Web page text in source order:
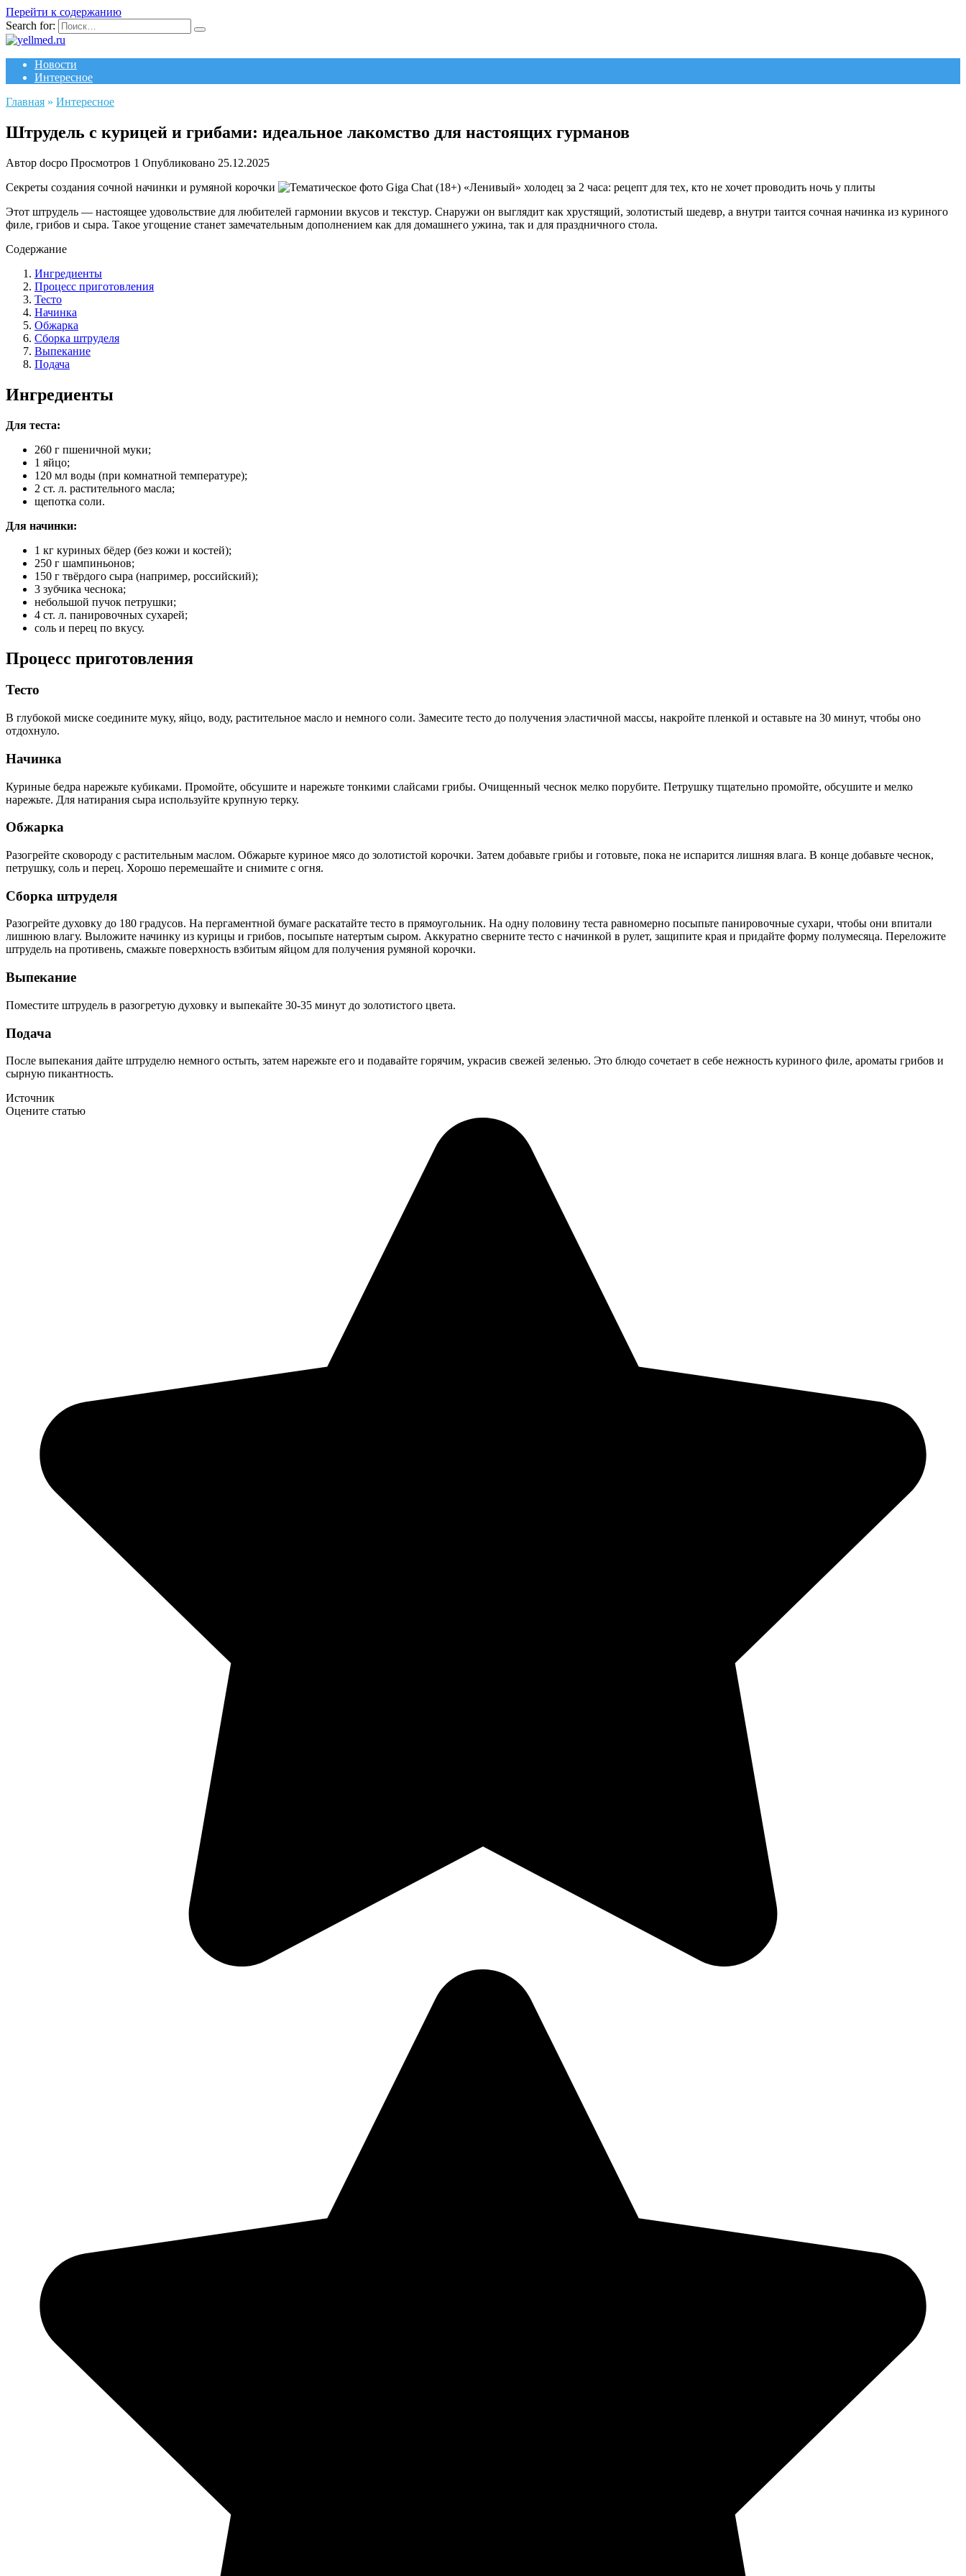
Перейти к содержанию
Search for:
Новости
Интересное
Главная » Интересное
Штрудель с курицей и грибами: идеальное лакомство для настоящих гурманов
Автор docpo Просмотров 1 Опубликовано 25.12.2025
Секреты создания сочной начинки и румяной корочки
«Ленивый» холодец за 2 часа: рецепт для тех, кто не хочет проводить ночь у плиты
Этот штрудель — настоящее удовольствие для любителей гармонии вкусов и текстур. Снаружи он выглядит как хрустящий, золотистый шедевр, а внутри таится сочная начинка из куриного
филе, грибов и сыра. Такое угощение станет замечательным дополнением как для домашнего ужина, так и для праздничного стола.
Содержание
Ингредиенты
Процесс приготовления
Тесто
Начинка
Обжарка
Сборка штруделя
Выпекание
Подача
Ингредиенты
Для теста:
260 г пшеничной муки;
1 яйцо;
120 мл воды (при комнатной температуре);
2 ст. л. растительного масла;
щепотка соли.
Для начинки:
1 кг куриных бёдер (без кожи и костей);
250 г шампиньонов;
150 г твёрдого сыра (например, российский);
3 зубчика чеснока;
небольшой пучок петрушки;
4 ст. л. панировочных сухарей;
соль и перец по вкусу.
Процесс приготовления
Тесто
В глубокой миске соедините муку, яйцо, воду, растительное масло и немного соли. Замесите тесто до получения эластичной массы, накройте пленкой и оставьте на 30 минут, чтобы оно
отдохнуло.
Начинка
Куриные бедра нарежьте кубиками. Промойте, обсушите и нарежьте тонкими слайсами грибы. Очищенный чеснок мелко порубите. Петрушку тщательно промойте, обсушите и мелко
нарежьте. Для натирания сыра используйте крупную терку.
Обжарка
Разогрейте сковороду с растительным маслом. Обжарьте куриное мясо до золотистой корочки. Затем добавьте грибы и готовьте, пока не испарится лишняя влага. В конце добавьте чеснок,
петрушку, соль и перец. Хорошо перемешайте и снимите с огня.
Сборка штруделя
Разогрейте духовку до 180 градусов. На пергаментной бумаге раскатайте тесто в прямоугольник. На одну половину теста равномерно посыпьте панировочные сухари, чтобы они впитали
лишнюю влагу. Выложите начинку из курицы и грибов, посыпьте натертым сыром. Аккуратно сверните тесто с начинкой в рулет, защипите края и придайте форму полумесяца. Переложите
штрудель на противень, смажьте поверхность взбитым яйцом для получения румяной корочки.
Выпекание
Поместите штрудель в разогретую духовку и выпекайте 30-35 минут до золотистого цвета.
Подача
После выпекания дайте штруделю немного остыть, затем нарежьте его и подавайте горячим, украсив свежей зеленью. Это блюдо сочетает в себе нежность куриного филе, ароматы грибов и
сырную пикантность.
Источник
Оцените статью